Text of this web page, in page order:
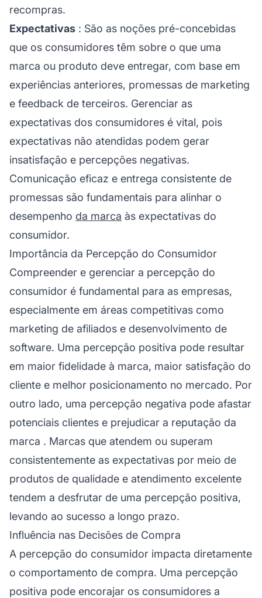
recompras.
Expectativas : São as noções pré-concebidas
que os consumidores têm sobre o que uma
marca ou produto deve entregar, com base em
experiências anteriores, promessas de marketing
e feedback de terceiros. Gerenciar as
expectativas dos consumidores é vital, pois
expectativas não atendidas podem gerar
insatisfação e percepções negativas.
Comunicação eficaz e entrega consistente de
promessas são fundamentais para alinhar o
desempenho da marca às expectativas do
consumidor.
Importância da Percepção do Consumidor
Compreender e gerenciar a percepção do
consumidor é fundamental para as empresas,
especialmente em áreas competitivas como
marketing de afiliados e desenvolvimento de
software. Uma percepção positiva pode resultar
em maior fidelidade à marca, maior satisfação do
cliente e melhor posicionamento no mercado. Por
outro lado, uma percepção negativa pode afastar
potenciais clientes e prejudicar a reputação da
marca . Marcas que atendem ou superam
consistentemente as expectativas por meio de
produtos de qualidade e atendimento excelente
tendem a desfrutar de uma percepção positiva,
levando ao sucesso a longo prazo.
Influência nas Decisões de Compra
A percepção do consumidor impacta diretamente
o comportamento de compra. Uma percepção
positiva pode encorajar os consumidores a